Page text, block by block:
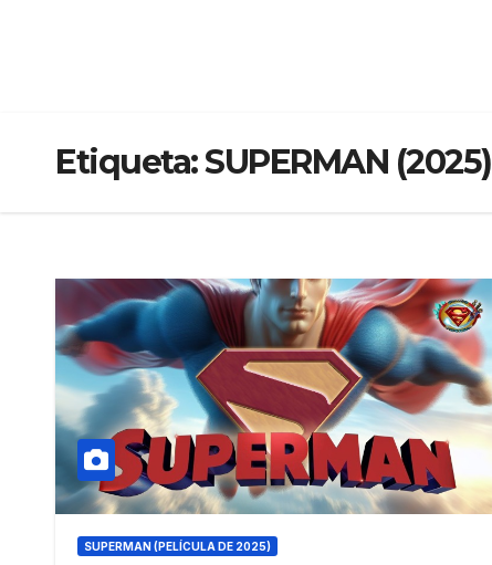
Etiqueta:SUPERMAN (2025)
SUPERMAN (PELÍCULA DE 2025)